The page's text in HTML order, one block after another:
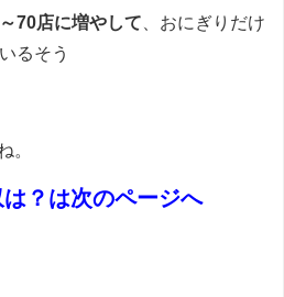
70店に増やして 、おにぎりだけ
るそう
。
？は次のページへ